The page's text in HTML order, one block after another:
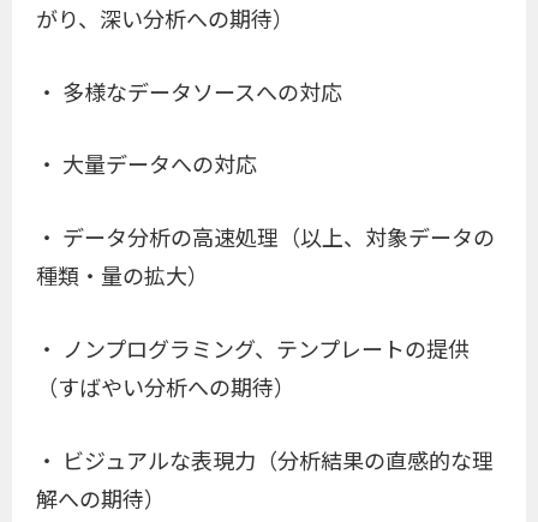
がり、深い分析への期待）
・ 多様なデータソースへの対応
・ 大量データへの対応
・ データ分析の高速処理（以上、対象データの
種類・量の拡大）
・ ノンプログラミング、テンプレートの提供
（すばやい分析への期待）
・ ビジュアルな表現力（分析結果の直感的な理
解への期待）